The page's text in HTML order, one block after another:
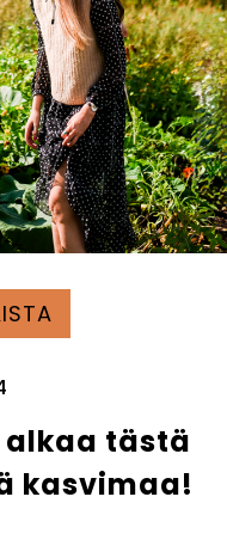
tästä
kasvimaa!